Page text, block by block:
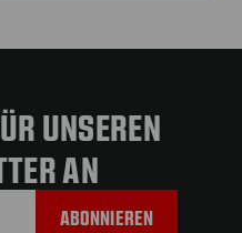
UNSEREN
AN